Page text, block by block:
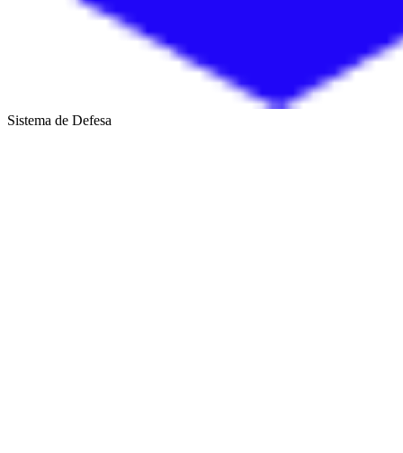
Sistema de Defesa